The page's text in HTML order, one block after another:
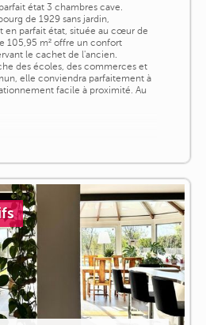
état 3 chambres cave.
de 1929 sans jardin,
en parfait état, située au cœur de
105,95 m² offre un confort
le cachet de l'ancien.
des écoles, des commerces et
elle conviendra parfaitement à
facile à proximité. Au